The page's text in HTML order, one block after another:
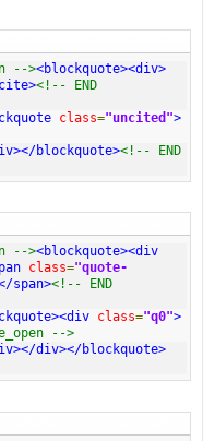
--><blockquote><div>
<!-- END
class="uncited">
blockquote><!-- END
--><blockquote><div
class="quote-
span><!-- END
class="q0">
-->
div></blockquote>